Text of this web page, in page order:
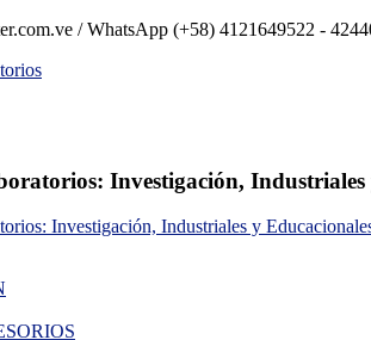
/ WhatsApp (+58) 4121649522 -
Investigación, Industriales